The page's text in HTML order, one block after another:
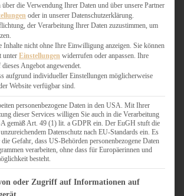
HERZHAFT
BURGER & SANDWICHES
FIX AUF DEM TISCH
FLEISCH & FISCH
GRILLEN / BARBECUE
HERZHAFTES BACKEN
ONE-POT-GERICHTE
PASTA & NUDELGERICHTE
PIZZA, TARTES & QUICHES
REIS & RISOTTO
SALATE & SNACKS
SUPPENKASPEREIEN
die Verwendung Ihrer Daten und über unsere Partner
oder in unserer Datenschutzerklärung.
der Verarbeitung Ihrer Daten zuzustimmen, um
Inhalte nicht ohne Ihre Einwilligung anzeigen. Sie können
unter Einstellungen widerrufen oder anpassen. Ihre
Angebot angewendet.
aufgrund individueller Einstellungen möglicherweise
Website verfügbar sind.
personenbezogene Daten in den USA. Mit Ihrer
dieser Services willigen Sie auch in die Verarbeitung
gemäß Art. 49 (1) lit. a GDPR ein. Der EuGH stuft die
Datenschutz nach EU-Standards ein. Es
Gefahr, dass US-Behörden personenbezogene Daten
verarbeiten, ohne dass für Europäerinnen und
besteht.
eine Liste der Zwecke des IAB Transparency and Consent
oder Zugriff auf Informationen auf